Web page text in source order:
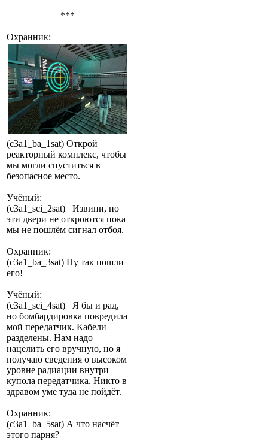
***
Охранник:
(c3a1_ba_1sat) Открой
реакторный комплекс, чтобы
мы могли спуститься в
безопасное место.
Учёный:
(c3a1_sci_2sat) Извини, но
эти двери не откроются пока
мы не пошлём сигнал отбоя.
Охранник:
(c3a1_ba_3sat) Ну так пошли
его!
Учёный:
(c3a1_sci_4sat) Я бы и рад,
но бомбардировка повредила
мой передатчик. Кабели
разделены. Нам надо
нацелить его вручную, но я
получаю сведения о высоком
уровне радиации внутри
купола передатчика. Никто в
здравом уме туда не пойдёт.
Охранник:
(c3a1_ba_5sat) А что насчёт
этого парня?